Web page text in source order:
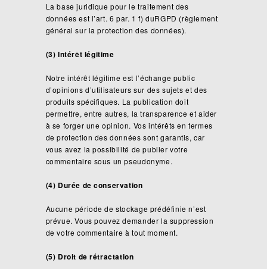
La base juridique pour le traitement des
données est l’art. 6 par. 1 f) duRGPD (règlement
général sur la protection des données).
(3) Intérêt légitime
Notre intérêt légitime est l’échange public
d’opinions d’utilisateurs sur des sujets et des
produits spécifiques. La publication doit
permettre, entre autres, la transparence et aider
à se forger une opinion. Vos intérêts en termes
de protection des données sont garantis, car
vous avez la possibilité de publier votre
commentaire sous un pseudonyme.
(4) Durée de conservation
Aucune période de stockage prédéfinie n’est
prévue. Vous pouvez demander la suppression
de votre commentaire à tout moment.
(5) Droit de rétractation